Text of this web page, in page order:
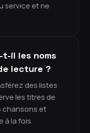
service et ne
t-il les noms
lecture ?
des listes
les titres de
chansons et
à la fois.